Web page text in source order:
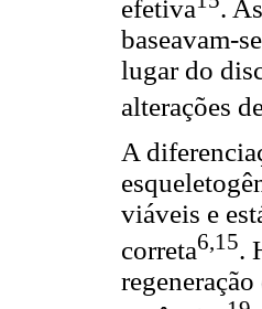
efetiva
.
baseavam-
lugar do
alterações
A
viáveis e
correta6,15.